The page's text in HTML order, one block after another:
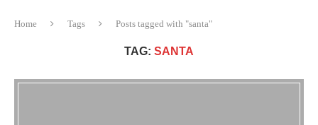
Home Tags Posts tagged with "santa"
TAG: SANTA